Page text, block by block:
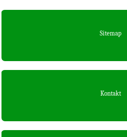
Sitemap
Kontakt